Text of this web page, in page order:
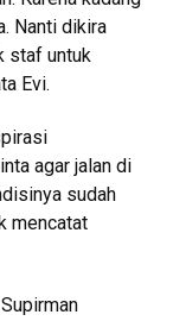
Nanti dikira
staf untuk
Evi.
agar jalan di
sudah
mencatat